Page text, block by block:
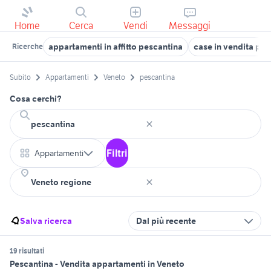
Home Cerca Vendi Messaggi
Ricerche appartamenti in affitto pescantina case in vendita
Subito Appartamenti Veneto pescantina
Cosa cerchi?
Appartamenti Filtri
Salva ricerca Dal più recente
19 risultati
Pescantina - Vendita appartamenti in Veneto